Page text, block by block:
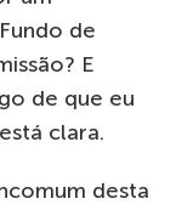
de
E
de que eu
clara.
desta